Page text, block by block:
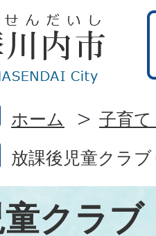
ホーム 子育
放課後児童クラブ
クラブ